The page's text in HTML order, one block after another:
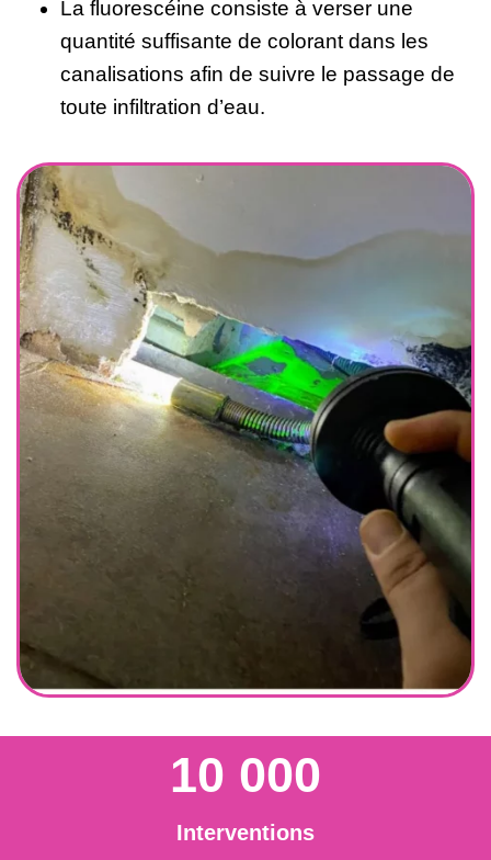
La fluorescéine consiste à verser une
quantité suffisante de colorant dans les
canalisations afin de suivre le passage de
toute infiltration d’eau.
10 000
Interventions